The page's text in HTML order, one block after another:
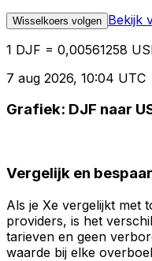
Wisselkoers volgen Bekijk
1 DJF = 0,00561258
7 aug 2026, 10:04 UTC
Grafiek: DJF naar
Vergelijk en bespaar
Als je Xe vergelijkt met
providers, is het
tarieven en geen
waarde bij elke